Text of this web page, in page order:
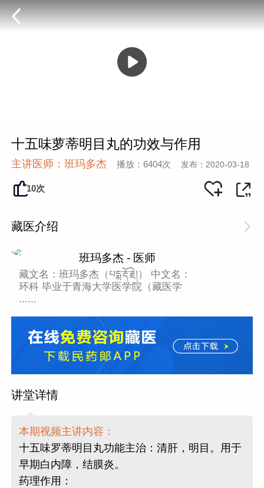
十五味萝蒂明目丸的功效与作用
主讲医师：班玛多杰 播放：6404次 发布：2020-03-18
10次
藏医介绍
班玛多杰 - 医师
藏文名：班玛多杰（པདྨ་རྡོ་རྗེ།） 中文名：
环科 毕业于青海大学医学院（藏医学
......
讲堂详情
本期视频主讲内容：
十五味罗蒂明目丸功能主治：清肝，明目。用于
早期白内障，结膜炎。
药理作用：